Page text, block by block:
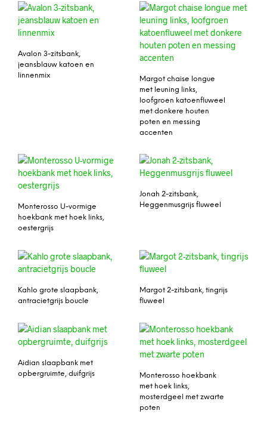
Avalon 3-zitsbank,
jeansblauw katoen en
linnenmix
Margot chaise longue
met leuning links,
loofgroen katoenfluweel
met donkere houten
poten en messing
accenten
Monterosso U-vormige
hoekbank met hoek links,
oestergrijs
Jonah 2-zitsbank,
Heggenmusgrijs fluweel
Kahlo grote slaapbank,
antracietgrijs boucle
Margot 2-zitsbank, tingrijs
fluweel
Aidian slaapbank met
opbergruimte, duifgrijs
Monterosso hoekbank
met hoek links,
mosterdgeel met zwarte
poten